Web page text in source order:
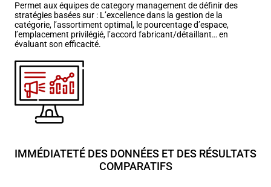
Permet aux équipes de category management de définir des
stratégies basées sur : L’excellence dans la gestion de la
catégorie, l’assortiment optimal, le pourcentage d’espace,
l’emplacement privilégié, l’accord fabricant/détaillant… en
évaluant son efficacité.
IMMÉDIATETÉ DES DONNÉES ET DES RÉSULTATS
COMPARATIFS